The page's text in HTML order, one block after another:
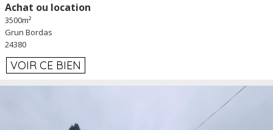
Achat ou location
3500m²
Grun Bordas
24380
VOIR CE BIEN